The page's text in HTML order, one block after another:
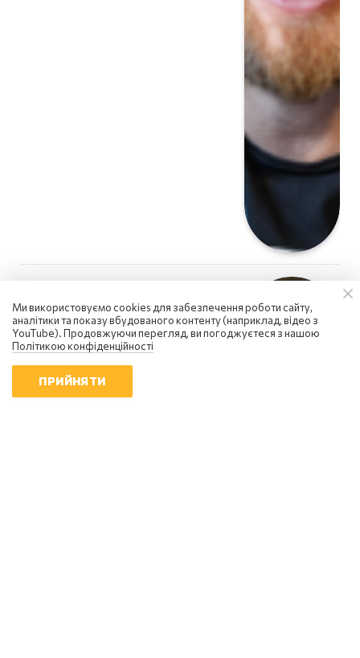
Ми використовуємо cookies для забезпечення роботи сайту,
аналітики та показу вбудованого контенту (наприклад, відео з
YouTube). Продовжуючи перегляд, ви погоджуєтеся з нашою
Політикою конфіденційності
ПРИЙНЯТИ